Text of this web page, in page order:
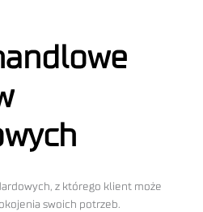
z którego klient może
swoich potrzeb.